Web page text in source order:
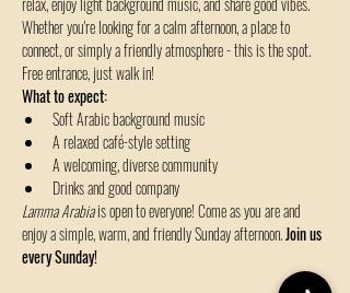
Whether you're looking for a calm afternoon, a place to
connect, or simply a friendly atmosphere - this is the spot.
Free entrance, just walk in!
What to expect:
Soft Arabic background music
A relaxed café-style setting
A welcoming, diverse community
Drinks and good company
Lamma Arabia is open to everyone! Come as you are and
enjoy a simple, warm, and friendly Sunday afternoon. Join us
every Sunday!